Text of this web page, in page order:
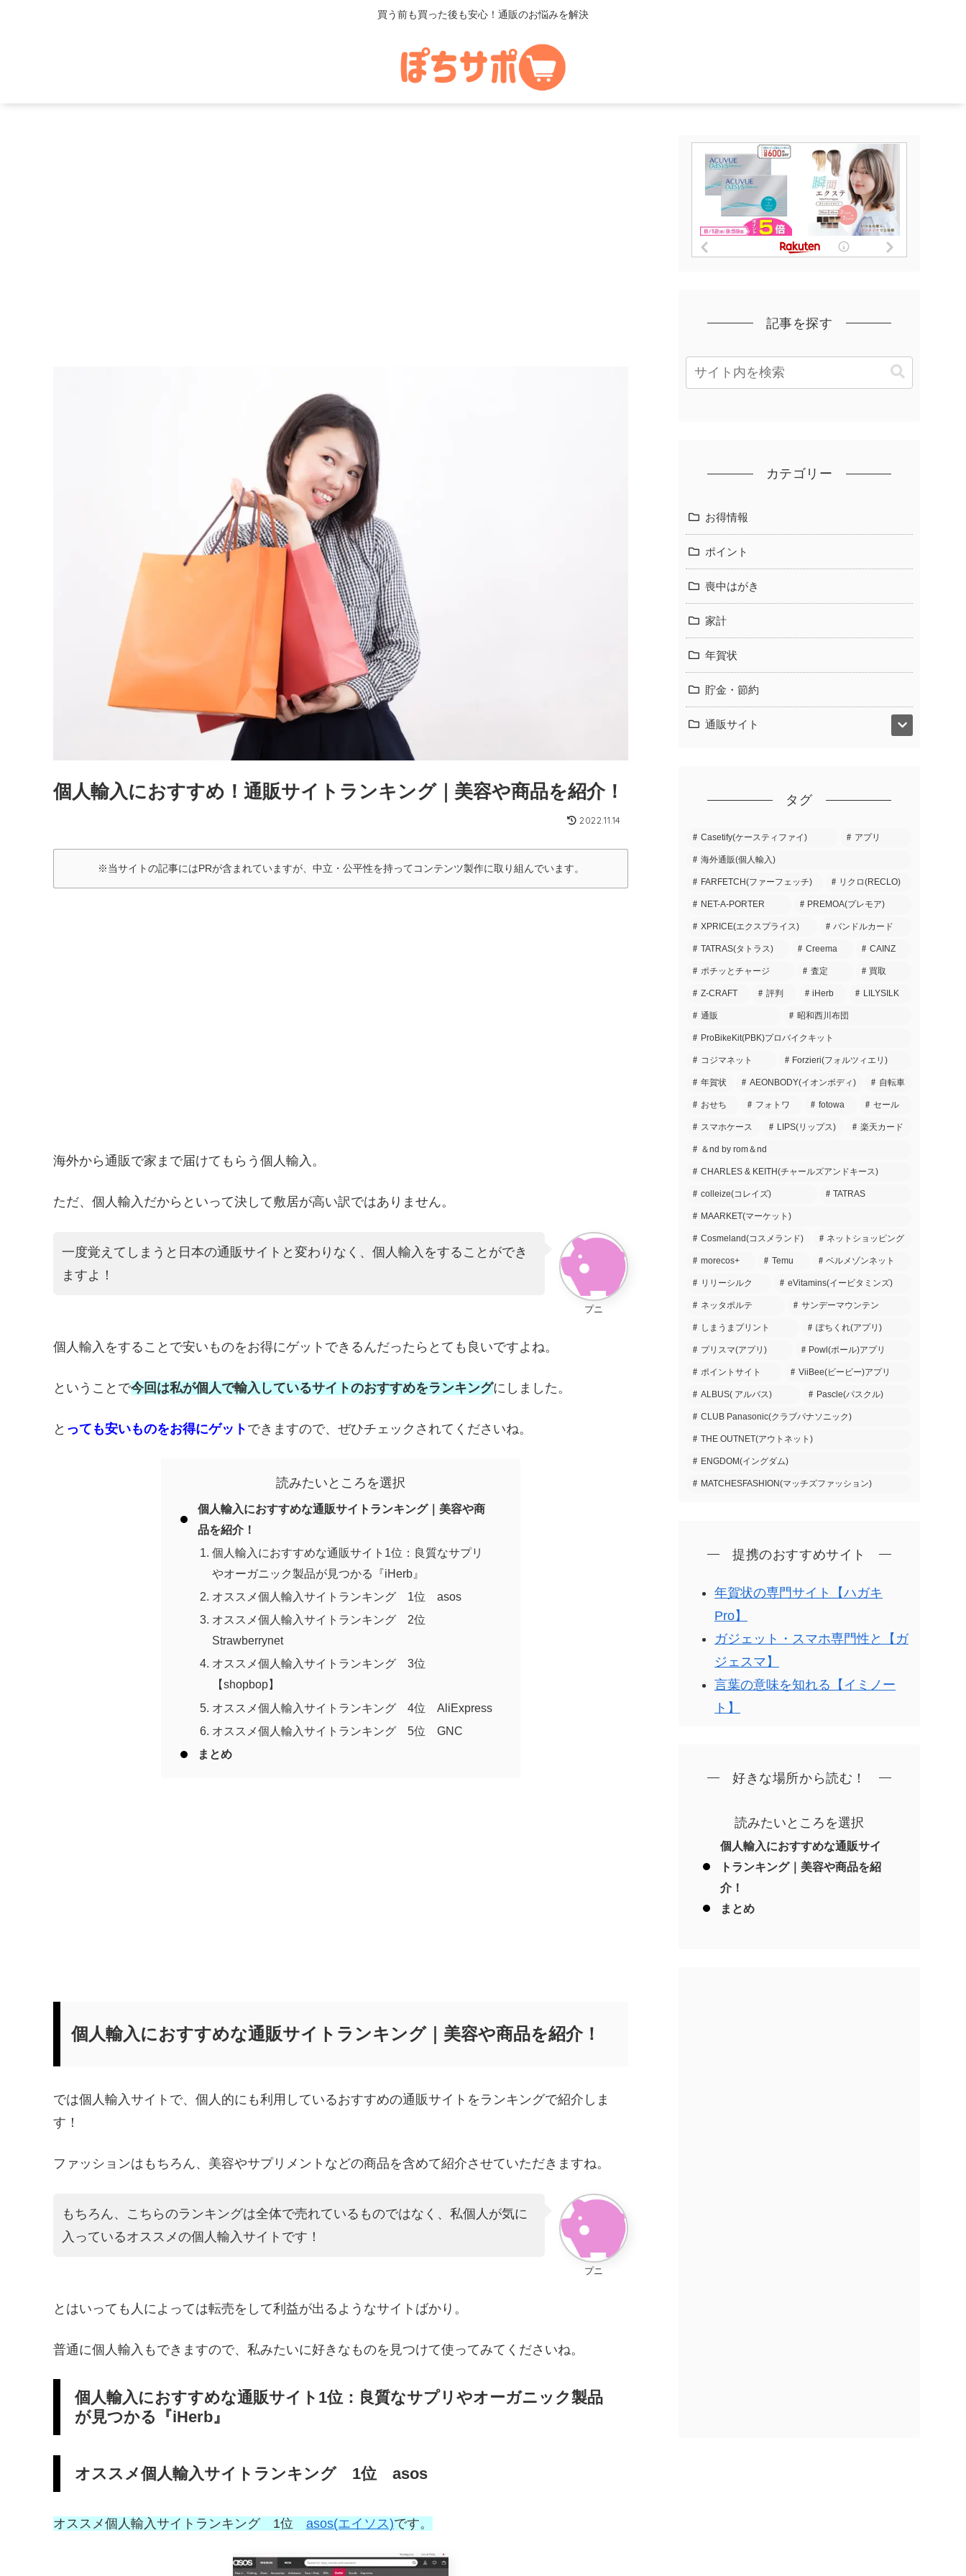
買う前も買った後も安心！通販のお悩みを解決
個人輸入におすすめ！通販サイトランキング｜美容や商品を紹介！
2022.11.14
※当サイトの記事にはPRが含まれていますが、中立・公平性を持ってコンテンツ製作に取り組んでいます。
海外から通販で家まで届けてもらう個人輸入。
ただ、個人輸入だからといって決して敷居が高い訳ではありません。
プニ
一度覚えてしまうと日本の通販サイトと変わりなく、個人輸入をすることができ
ますよ！
個人輸入をすることで安いものをお得にゲットできるんだったらとても良いですよね。
ということで今回は私が個人で輸入しているサイトのおすすめをランキングにしました。
と っても安いものをお得にゲット できますので、ぜひチェックされてくださいね。
読みたいところを選択
個人輸入におすすめな通販サイトランキング｜美容や商
品を紹介！
個人輸入におすすめな通販サイト1位：良質なサプリ
やオーガニック製品が見つかる『iHerb』
オススメ個人輸入サイトランキング 1位 asos
オススメ個人輸入サイトランキング 2位
Strawberrynet
オススメ個人輸入サイトランキング 3位
【shopbop】
オススメ個人輸入サイトランキング 4位 AliExpress
オススメ個人輸入サイトランキング 5位 GNC
まとめ
個人輸入におすすめな通販サイトランキング｜美容や商品を紹介！
では個人輸入サイトで、個人的にも利用しているおすすめの通販サイトをランキングで紹介しま
す！
ファッションはもちろん、美容やサプリメントなどの商品を含めて紹介させていただきますね。
プニ
もちろん、こちらのランキングは全体で売れているものではなく、私個人が気に
入っているオススメの個人輸入サイトです！
とはいっても人によっては転売をして利益が出るようなサイトばかり。
普通に個人輸入もできますので、私みたいに好きなものを見つけて使ってみてくださいね。
個人輸入におすすめな通販サイト1位：良質なサプリやオーガニック製品
が見つかる『iHerb』
オススメ個人輸入サイトランキング 1位 asos
オススメ個人輸入サイトランキング 1位 asos(エイソス)です。
記事を探す
カテゴリー
お得情報
ポイント
喪中はがき
家計
年賀状
貯金・節約
通販サイト
タグ
Casetify(ケースティファイ) アプリ
海外通販(個人輸入)
FARFETCH(ファーフェッチ) リクロ(RECLO)
NET-A-PORTER PREMOA(プレモア)
XPRICE(エクスプライス) バンドルカード
TATRAS(タトラス) Creema CAINZ
ポチッとチャージ 査定 買取
Z-CRAFT 評判 iHerb LILYSILK
通販 昭和西川布団
ProBikeKit(PBK)プロバイクキット
コジマネット Forzieri(フォルツィエリ)
年賀状 AEONBODY(イオンボディ) 自転車
おせち フォトワ fotowa セール
スマホケース LIPS(リップス) 楽天カード
＆nd by rom＆nd
CHARLES & KEITH(チャールズアンドキース)
colleize(コレイズ) TATRAS
MAARKET(マーケット)
Cosmeland(コスメランド) ネットショッピング
morecos+ Temu ベルメゾンネット
リリーシルク eVitamins(イービタミンズ)
ネッタポルテ サンデーマウンテン
しまうまプリント ぽちくれ(アプリ)
プリスマ(アプリ) Powl(ポール)アプリ
ポイントサイト ViiBee(ビービー)アプリ
ALBUS( アルバス) Pascle(パスクル)
CLUB Panasonic(クラブパナソニック)
THE OUTNET(アウトネット)
ENGDOM(イングダム)
MATCHESFASHION(マッチズファッション)
提携のおすすめサイト
年賀状の専門サイト【ハガキ
Pro】
ガジェット・スマホ専門性と【ガ
ジェスマ】
言葉の意味を知れる【イミノー
ト】
好きな場所から読む！
読みたいところを選択
個人輸入におすすめな通販サイ
トランキング｜美容や商品を紹
介！
まとめ